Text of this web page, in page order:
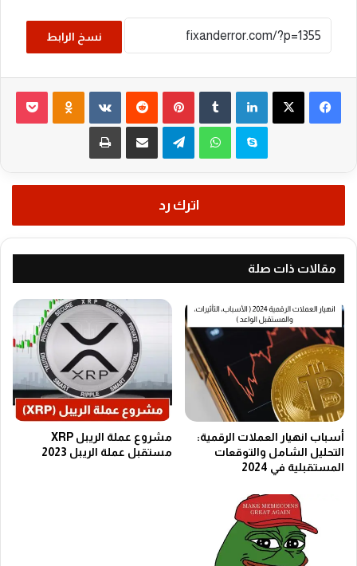
نسخ الرابط
فيسبوك‫X لينكدإن بينتيريست
سكايب واتسابتيلقرام مشاركة عبر البريد طباعة
اترك رد
مقالات ذات صلة
أسباب انهيار العملات الرقمية:
التحليل الشامل والتوقعات
المستقبلية في 2024
مشروع عملة الريبل XRP
مستقبل عملة الريبل 2023